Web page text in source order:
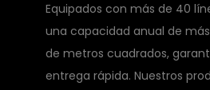
Equipados con más de 40
una capacidad anual de
de metros cuadrados,
entrega rápida. Nuestros